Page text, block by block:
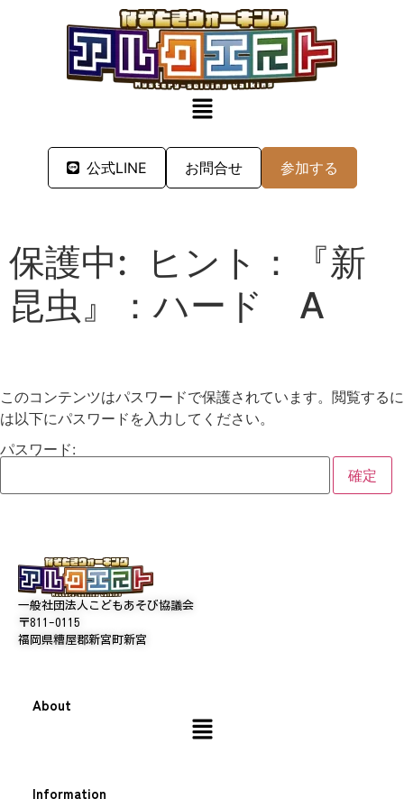
公式LINE お問合せ 参加する
保護中: ヒント：『新
昆虫』：ハード A
このコンテンツはパスワードで保護されています。閲覧するに
は以下にパスワードを入力してください。
パスワード:
一般社団法人こどもあそび協議会
〒811-0115
福岡県糟屋郡新宮町新宮
About
Information